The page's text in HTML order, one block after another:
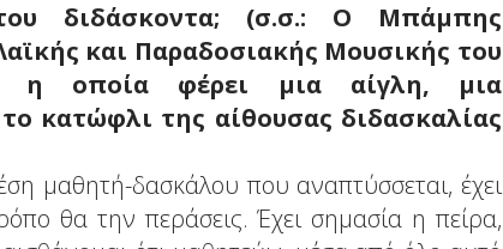
διδάσκοντα; (σ.σ.: O Μπάμπης
και Παραδοσιακής Μουσικής του
η οποία φέρει μια αίγλη, μια
κατώφλι της αίθουσας διδασκαλίας
μαθητή-δασκάλου που αναπτύσσεται, έχει
θα την περάσεις. Έχει σημασία η πείρα,